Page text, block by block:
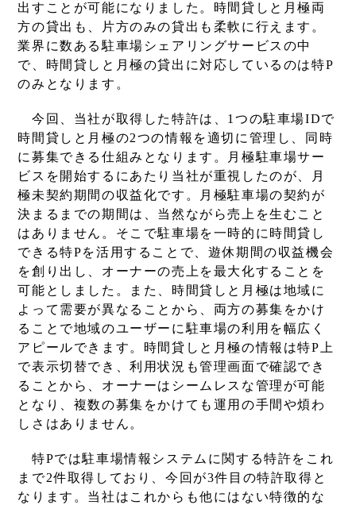
出すことが可能になりました。時間貸しと月極両
方の貸出も、片方のみの貸出も柔軟に行えます。
業界に数ある駐車場シェアリングサービスの中
で、時間貸しと月極の貸出に対応しているのは特P
のみとなります。
今回、当社が取得した特許は、1つの駐車場IDで
時間貸しと月極の2つの情報を適切に管理し、同時
に募集できる仕組みとなります。月極駐車場サー
ビスを開始するにあたり当社が重視したのが、月
極未契約期間の収益化です。月極駐車場の契約が
決まるまでの期間は、当然ながら売上を生むこと
はありません。そこで駐車場を一時的に時間貸し
できる特Pを活用することで、遊休期間の収益機会
を創り出し、オーナーの売上を最大化することを
可能としました。また、時間貸しと月極は地域に
よって需要が異なることから、両方の募集をかけ
ることで地域のユーザーに駐車場の利用を幅広く
アピールできます。時間貸しと月極の情報は特P上
で表示切替でき、利用状況も管理画面で確認でき
ることから、オーナーはシームレスな管理が可能
となり、複数の募集をかけても運用の手間や煩わ
しさはありません。
特Pでは駐車場情報システムに関する特許をこれ
まで2件取得しており、今回が3件目の特許取得と
なります。当社はこれからも他にはない特徴的な